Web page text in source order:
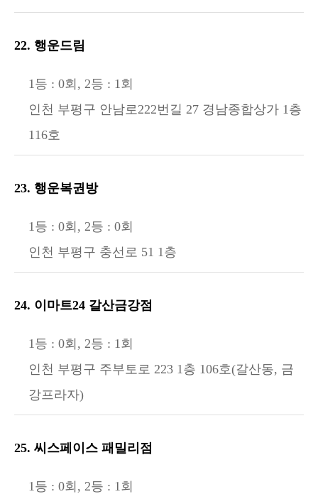
22. 행운드림
1등 : 0회, 2등 : 1회
인천 부평구 안남로222번길 27 경남종합상가 1층
116호
23. 행운복권방
1등 : 0회, 2등 : 0회
인천 부평구 충선로 51 1층
24. 이마트24 갈산금강점
1등 : 0회, 2등 : 1회
인천 부평구 주부토로 223 1층 106호(갈산동, 금
강프라자)
25. 씨스페이스 패밀리점
1등 : 0회, 2등 : 1회